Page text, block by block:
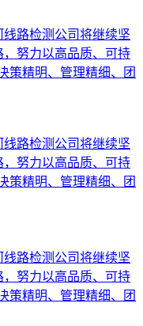
路检测公司将继续坚
努力以高品质、可持
策精明、管理精细、团
路检测公司将继续坚
努力以高品质、可持
策精明、管理精细、团
路检测公司将继续坚
努力以高品质、可持
策精明、管理精细、团